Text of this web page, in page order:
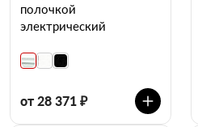
полочкой
электрический
от 28 371 ₽